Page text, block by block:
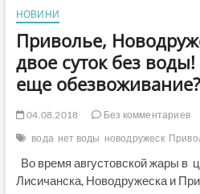
НОВИНИ
Приволье,
двое суток без
еще обезвоживание?
04.08.2018
Без комментариев
вода нет воды новодружеск
Во время августовской жары в
Лисичанска, Новодружеска и